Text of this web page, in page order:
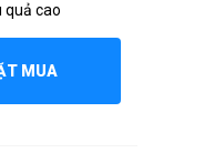
quả cao
MUA